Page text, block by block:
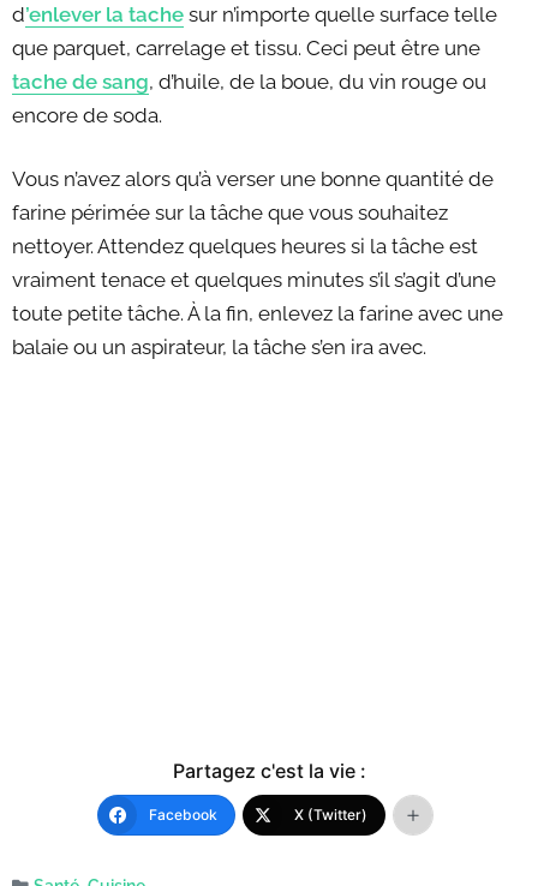
d’enlever la tache sur n’importe quelle surface telle
que parquet, carrelage et tissu. Ceci peut être une
tache de sang, d’huile, de la boue, du vin rouge ou
encore de soda.
Vous n’avez alors qu’à verser une bonne quantité de
farine périmée sur la tâche que vous souhaitez
nettoyer. Attendez quelques heures si la tâche est
vraiment tenace et quelques minutes s’il s’agit d’une
toute petite tâche. À la fin, enlevez la farine avec une
balaie ou un aspirateur, la tâche s’en ira avec.
Partagez c'est la vie :
Facebook X (Twitter)